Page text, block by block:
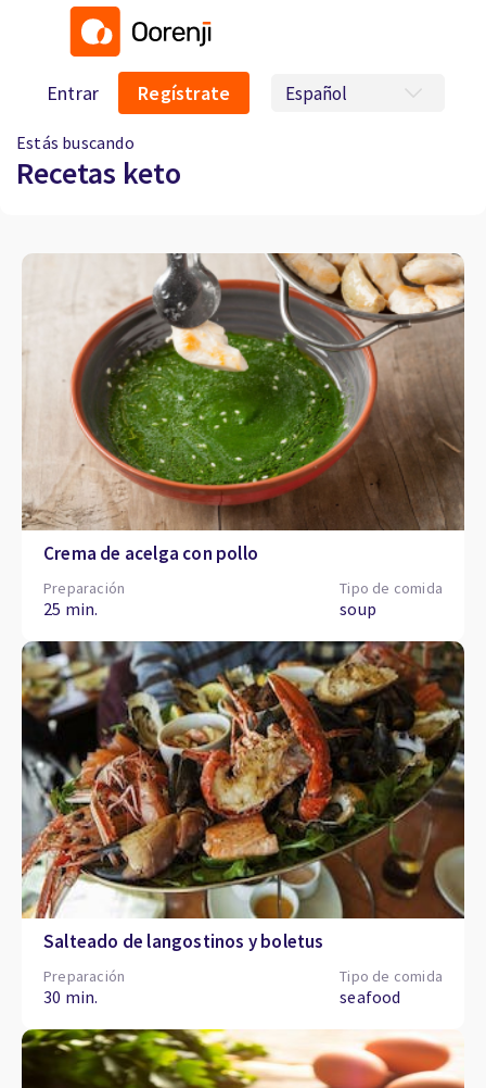
Entrar Regístrate
Estás buscando
Recetas keto
Crema de acelga con pollo
Preparación
25 min.
Tipo de comida
soup
Salteado de langostinos y boletus
Preparación
30 min.
Tipo de comida
seafood